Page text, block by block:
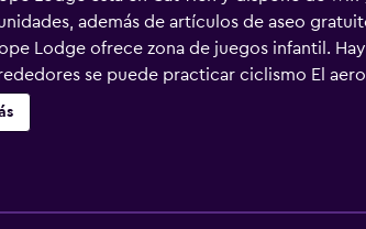
además de artículos de aseo
Lodge ofrece zona de juegos infantil.
se puede practicar ciclismo El
pago para ir o volver del aeropuerto.